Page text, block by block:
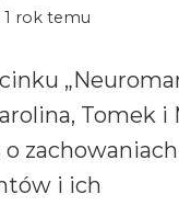
1 rok temu
Tomek i
zachowaniach
i ich